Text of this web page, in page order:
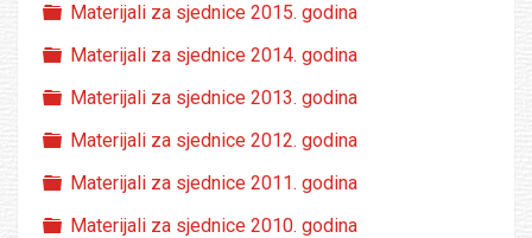
Folder
Materijali za sjednice 2015. godina
Folder
Materijali za sjednice 2014. godina
Folder
Materijali za sjednice 2013. godina
Folder
Materijali za sjednice 2012. godina
Folder
Materijali za sjednice 2011. godina
Folder
Materijali za sjednice 2010. godina